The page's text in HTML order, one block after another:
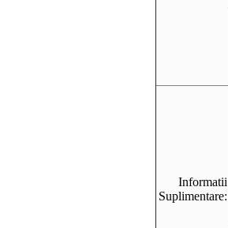
Informatii
Suplimentare: